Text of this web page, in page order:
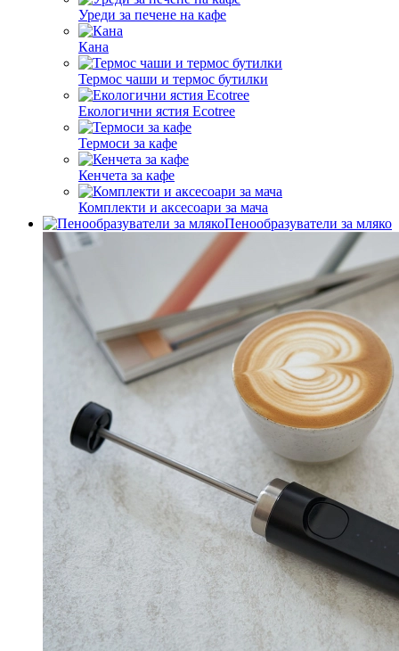
Уреди за печене на кафе
Кана
Термос чаши и термос бутилки
Екологични ястия Ecotree
Термоси за кафе
Кенчета за кафе
Комплекти и аксесоари за мача
Пенообразуватели за мляко